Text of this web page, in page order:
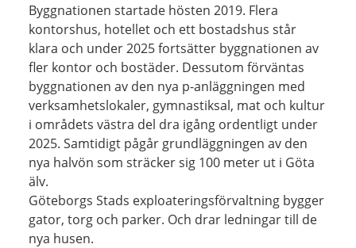
Byggnationen startade hösten 2019. Flera
kontorshus, hotellet och ett bostadshus står
klara och under 2025 fortsätter byggnationen av
fler kontor och bostäder. Dessutom förväntas
byggnationen av den nya p-anläggningen med
verksamhetslokaler, gymnastiksal, mat och kultur
i områdets västra del dra igång ordentligt under
2025. Samtidigt pågår grundläggningen av den
nya halvön som sträcker sig 100 meter ut i Göta
älv.
Göteborgs Stads exploateringsförvaltning bygger
gator, torg och parker. Och drar ledningar till de
nya husen.